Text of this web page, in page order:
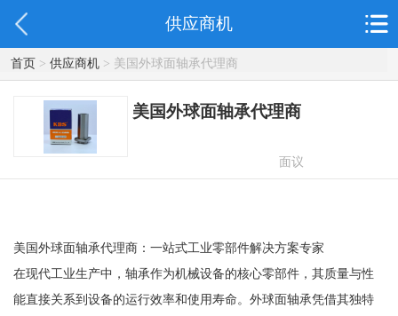
供应商机
首页> 供应商机> 美国外球面轴承代理商
美国外球面轴承代理商
面议
美国外球面轴承代理商：一站式工业零部件解决方案专家
在现代工业生产中，轴承作为机械设备的核心零部件，其质量与性
能直接关系到设备的运行效率和使用寿命。外球面轴承凭借其独特